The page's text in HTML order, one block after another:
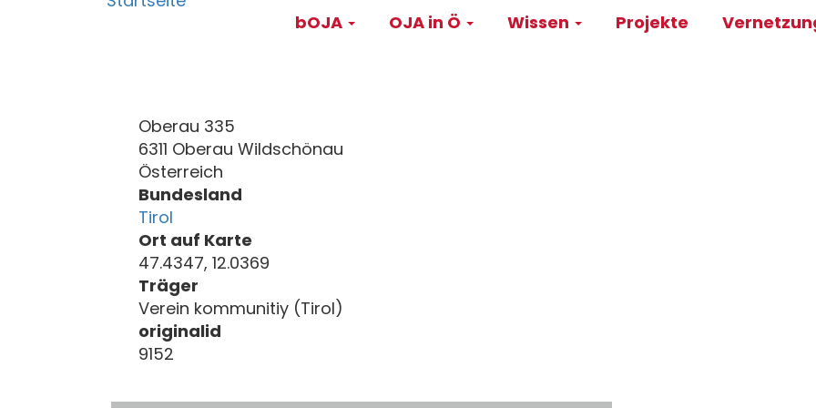
Main
bOJA OJA in Ö Wissen Projekte
Oberau 335
6311 Oberau Wildschönau
Österreich
Bundesland
Tirol
Ort auf Karte
47.4347, 12.0369
Träger
Verein kommunitiy (Tirol)
originalid
9152